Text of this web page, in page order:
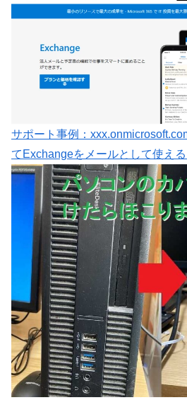
サポート事例：
てExchangeをメールとして使え